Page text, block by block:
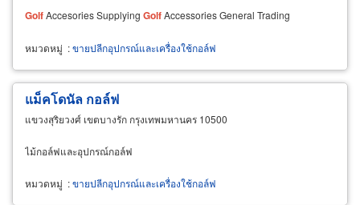
GolfAccesories Supplying GolfAccessories General Trading
หมวดหมู่ :ขายปลีกอุปกรณ์และเครื่องใช้กอล์ฟ
แม็คโดนัล กอล์ฟ
แขวงสุริยวงศ์ เขตบางรัก กรุงเทพมหานคร 10500
ไม้กอล์ฟและอุปกรณ์กอล์ฟ
หมวดหมู่ :ขายปลีกอุปกรณ์และเครื่องใช้กอล์ฟ